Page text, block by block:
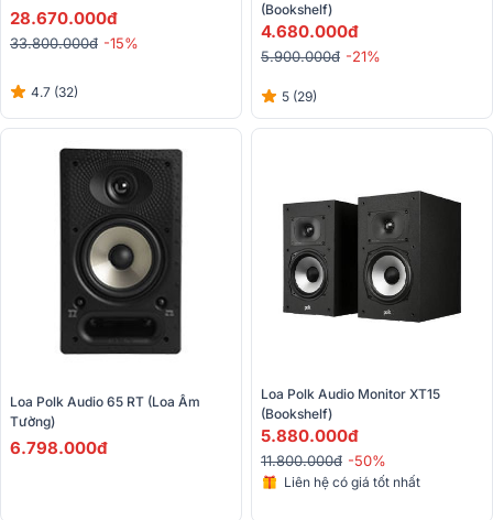
28.670.000đ
33.800.000đ -15%
4.7 (32)
(bookshelf)
4.680.000đ
5.900.000đ -21%
5 (29)
Loa Polk Audio 65 RT (loa Âm
Tường)
6.798.000đ
Loa Polk Audio Monitor XT15
5.880.000đ
11.800.000đ -50%
Liên hệ có giá tốt nhất